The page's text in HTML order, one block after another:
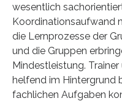
wesentlich
Koordinationsaufwand
die Lernprozesse der
und die Gruppen
Mindestleistung.
helfend im Hintergrund
fachlichen Aufgaben